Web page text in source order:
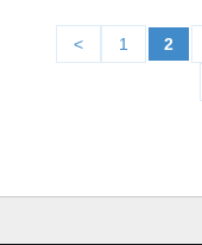
< 1 2